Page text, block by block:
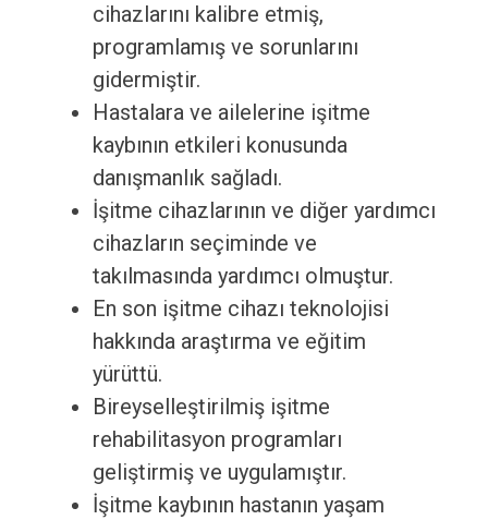
cihazlarını kalibre etmiş,
programlamış ve sorunlarını
gidermiştir.
Hastalara ve ailelerine işitme
kaybının etkileri konusunda
danışmanlık sağladı.
İşitme cihazlarının ve diğer yardımcı
cihazların seçiminde ve
takılmasında yardımcı olmuştur.
En son işitme cihazı teknolojisi
hakkında araştırma ve eğitim
yürüttü.
Bireyselleştirilmiş işitme
rehabilitasyon programları
geliştirmiş ve uygulamıştır.
İşitme kaybının hastanın yaşam